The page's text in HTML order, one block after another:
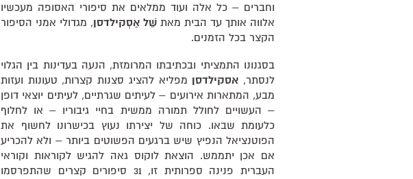
וחברים – כל אלה ועוד ממלאים את סיפורי האסופה מעכשיו
אלווה אותך עד הבית מאת שֵׁל אַסְקילדסן, מגדולי אמני הסיפור
הקצר בכל הזמנים.
בסגנונו התמציתי ובכתיבתו המרומזת, הנעה בעדינות בין הגלוי
לנסתר, אסקילדסן מפליא להציג סצנות קצרות, טעונות ועזות
מבע, המתארות אירועים – לעיתים שגרתיים, לעיתים יוצאי דופן
– העשויים לחולל תמורה ממשית בחיי גיבוריו – או לחלוף
כלעומת שבאו. כוחה של יצירתו נעוץ בכישרונו לחשוף את
הפוטנציאל הנפיץ שיש ברגעים הפשוטים ביותר – ולא להכריע
אם אכן יתממש. הוצאת לוקוס גאה להגיש לקוראות וקוראי
העברית פנינה ספרותית זו, 31 סיפורים קצרים שהתפרסמו